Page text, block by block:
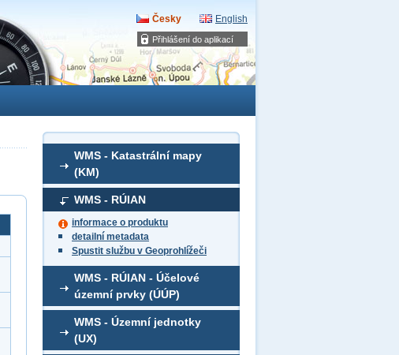
Přihlášení do aplikací
Česky English
WMS - Katastrální mapy
(KM)
WMS - RÚIAN
informace o produktu
detailní metadata
Spustit službu v Geoprohlížeči
WMS - RÚIAN - Účelové
územní prvky (ÚÚP)
WMS - Územní jednotky
(UX)